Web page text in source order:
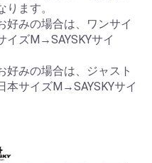
ます。
好みの場合は、ワンサイ
イズM→SAYSKYサイ
好みの場合は、ジャスト
本サイズM→SAYSKYサイ